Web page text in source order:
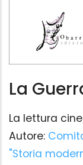
La
La lettura
Autore:
"Storia